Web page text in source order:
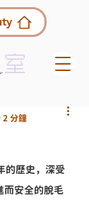
2 分鐘
的歷史，深受
而安全的脫毛